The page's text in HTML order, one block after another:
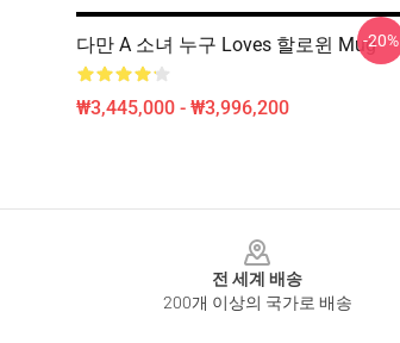
다만 A 소녀 누구 Loves 할로윈 Mug
₩3,445,000 - ₩3,996,200
-20%
전 세계 배송
200개 이상의 국가로 배송